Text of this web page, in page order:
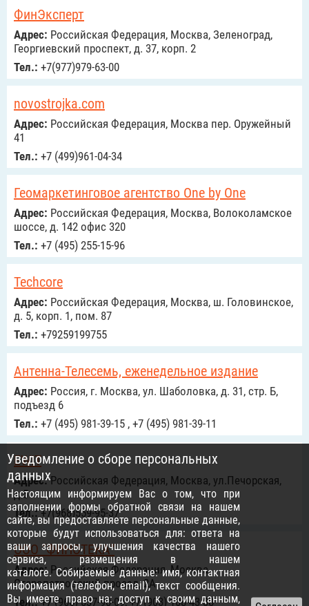
ФинЭксперт
Адрес: Российcкая Федерация, Москва, Зеленоград,
Георгиевский проспект, д. 37, корп. 2
Тел.: +7(977)979-63-00
novostrojka.com
Адрес: Российcкая Федерация, Москва пер. Оружейный
41
Тел.: +7 (499)961-04-34
Геомаркетинговое агентство One by One
Адрес: Российcкая Федерация, Москва, Волоколамское
шоссе, д. 142 офис 320
Тел.: +7 (495) 255-15-96
Techcore
Адрес: Российcкая Федерация, Москва, ш. Головинское,
д. 5, корп. 1, пом. 87
Тел.: +79259199755
Антенна-Телесемь, еженедельное издание
Адрес: Россия, г. Москва, ул. Шаболовка, д. 31, стр. Б,
подъезд 6
Тел.: +7 (495) 981-39-15 , +7 (495) 981-39-11
EWIT
Адрес:Российcкая Федерация, Москва, ул.Печорская,
д.5
Тел.:+7(968)559-95-37
ООО "ФИНОТЕКА"
Адрес:Российcкая Федерация, Москва,
Старопетровский проезд, 2А
Тел.:+7 (966) 037-90-09, +7 (903) 108-43-38
Уведомление о сборе персональных
данных
Настоящим информируем Вас о том, что при
заполнении формы обратной связи на нашем
сайте, вы предоставляете персональные данные,
которые будут использоваться для: ответа на
ваши запросы, улучшения качества нашего
сервиса, размещения в нашем
каталоге. Собираемые данные: имя, контактная
информация (телефон, email), текст сообщения.
Вы имеете право на: доступ к своим данным,